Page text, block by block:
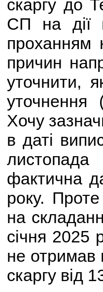
скаргу до
СП на дії
проханням
причин
уточнити,
уточнення
Хочу
в даті
фактична
року.
на
січня 2025
не отримав
скаргу від